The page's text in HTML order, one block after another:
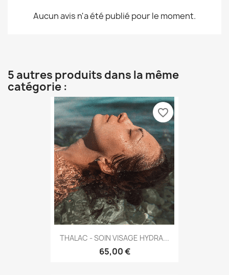
Aucun avis n'a été publié pour le moment.
5 autres produits dans la même
catégorie :
THALAC - SOIN VISAGE HYDRA...
65,00 €
favorite_border